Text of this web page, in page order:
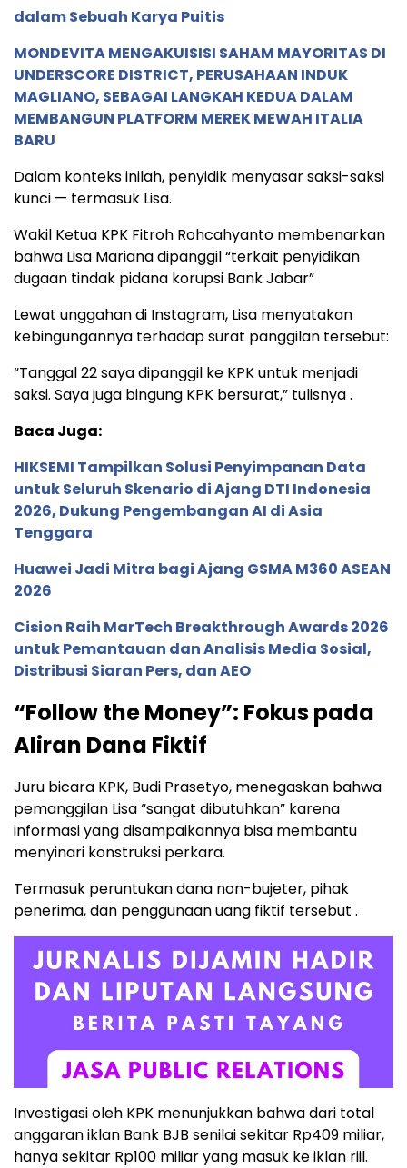
dalam Sebuah Karya Puitis
MONDEVITA MENGAKUISISI SAHAM MAYORITAS DI
UNDERSCORE DISTRICT, PERUSAHAAN INDUK
MAGLIANO, SEBAGAI LANGKAH KEDUA DALAM
MEMBANGUN PLATFORM MEREK MEWAH ITALIA
BARU
Dalam konteks inilah, penyidik menyasar saksi-saksi
kunci — termasuk Lisa.
Wakil Ketua KPK Fitroh Rohcahyanto membenarkan
bahwa Lisa Mariana dipanggil “terkait penyidikan
dugaan tindak pidana korupsi Bank Jabar”
Lewat unggahan di Instagram, Lisa menyatakan
kebingungannya terhadap surat panggilan tersebut:
“Tanggal 22 saya dipanggil ke KPK untuk menjadi
saksi. Saya juga bingung KPK bersurat,” tulisnya .
Baca Juga:
HIKSEMI Tampilkan Solusi Penyimpanan Data
untuk Seluruh Skenario di Ajang DTI Indonesia
2026, Dukung Pengembangan AI di Asia
Tenggara
Huawei Jadi Mitra bagi Ajang GSMA M360 ASEAN
2026
Cision Raih MarTech Breakthrough Awards 2026
untuk Pemantauan dan Analisis Media Sosial,
Distribusi Siaran Pers, dan AEO
“Follow the Money”: Fokus pada
Aliran Dana Fiktif
Juru bicara KPK, Budi Prasetyo, menegaskan bahwa
pemanggilan Lisa “sangat dibutuhkan” karena
informasi yang disampaikannya bisa membantu
menyinari konstruksi perkara.
Termasuk peruntukan dana non-bujeter, pihak
penerima, dan penggunaan uang fiktif tersebut .
Investigasi oleh KPK menunjukkan bahwa dari total
anggaran iklan Bank BJB senilai sekitar Rp409 miliar,
hanya sekitar Rp100 miliar yang masuk ke iklan riil.